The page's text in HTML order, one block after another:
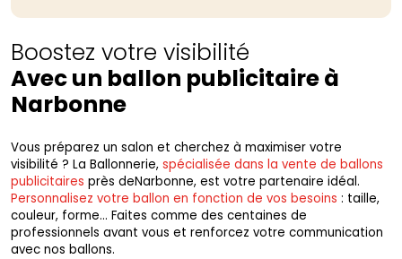
Boostez votre visibilité
Avec un ballon publicitaire à
Narbonne
Vous préparez un salon et cherchez à maximiser votre
visibilité ? La Ballonnerie, spécialisée dans la vente de ballons
publicitaires près deNarbonne, est votre partenaire idéal.
Personnalisez votre ballon en fonction de vos besoins : taille,
couleur, forme… Faites comme des centaines de
professionnels avant vous et renforcez votre communication
avec nos ballons.